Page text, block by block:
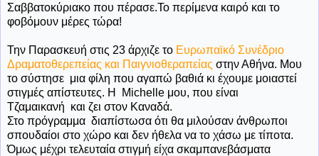
Σαββατοκύριακο που πέρασε.Το περίμενα καιρό και το
φοβόμουν μέρες τώρα!
Την Παρασκευή στις 23 άρχιζε το Ευρωπαϊκό Συνέδριο
Δραματοθερεπείας και Παιγνιοθεραπείας στην Αθήνα. Μου
το σύστησε μια φίλη που αγαπώ βαθιά κι έχουμε μοιαστεί
στιγμές απίστευτες. Η Μichelle μου, που είναι
Τζαμαικανή και ζει στον Καναδά.
Στο πρόγραμμα διαπίστωσα ότι θα μιλούσαν άνθρωποι
σπουδαίοι στο χώρο και δεν ήθελα να το χάσω με τίποτα.
Όμως μέχρι τελευταία στιγμή είχα σκαμπανεβάσματα